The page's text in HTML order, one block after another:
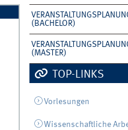
(BACHELOR)
(MASTER)
TOP-LINKS
Vorlesungen
Wissenschaftliche